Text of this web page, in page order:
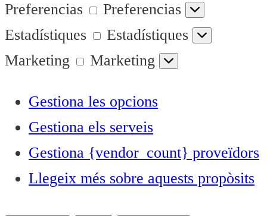
Preferencias
Preferencias
Estadístiques
Estadístiques
Marketing
Marketing
Gestiona les opcions
Gestiona els serveis
Gestiona {vendor_count} proveïdors
Llegeix més sobre aquests propòsits